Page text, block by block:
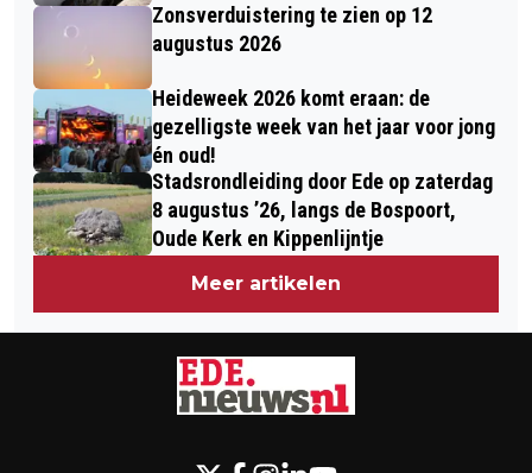
Zonsverduistering te zien op 12
augustus 2026
Heideweek 2026 komt eraan: de
gezelligste week van het jaar voor jong
én oud!
Stadsrondleiding door Ede op zaterdag
8 augustus ’26, langs de Bospoort,
Oude Kerk en Kippenlijntje
Meer artikelen